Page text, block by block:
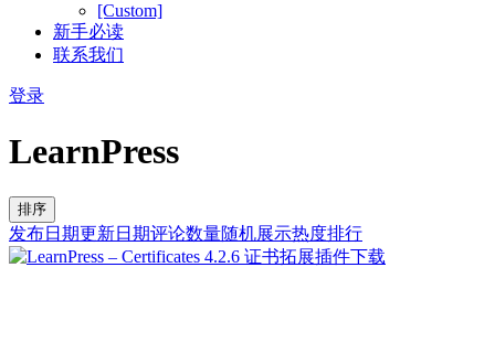
[Custom]
新手必读
联系我们
登录
LearnPress
排序
发布日期更新日期评论数量随机展示热度排行